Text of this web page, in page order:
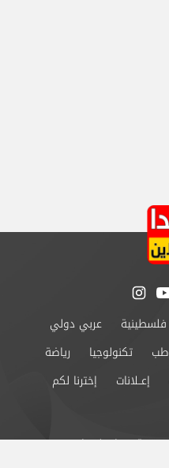
youtube
instagram
عربي دولي
تكنولوجيا
رياضة
إعــلانات
إخترنا لكم
اتصل بنا